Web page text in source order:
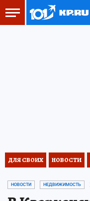
ДЛЯ СВОИХ НОВОСТИ
НОВОСТИ НЕДВИЖИМОСТЬ